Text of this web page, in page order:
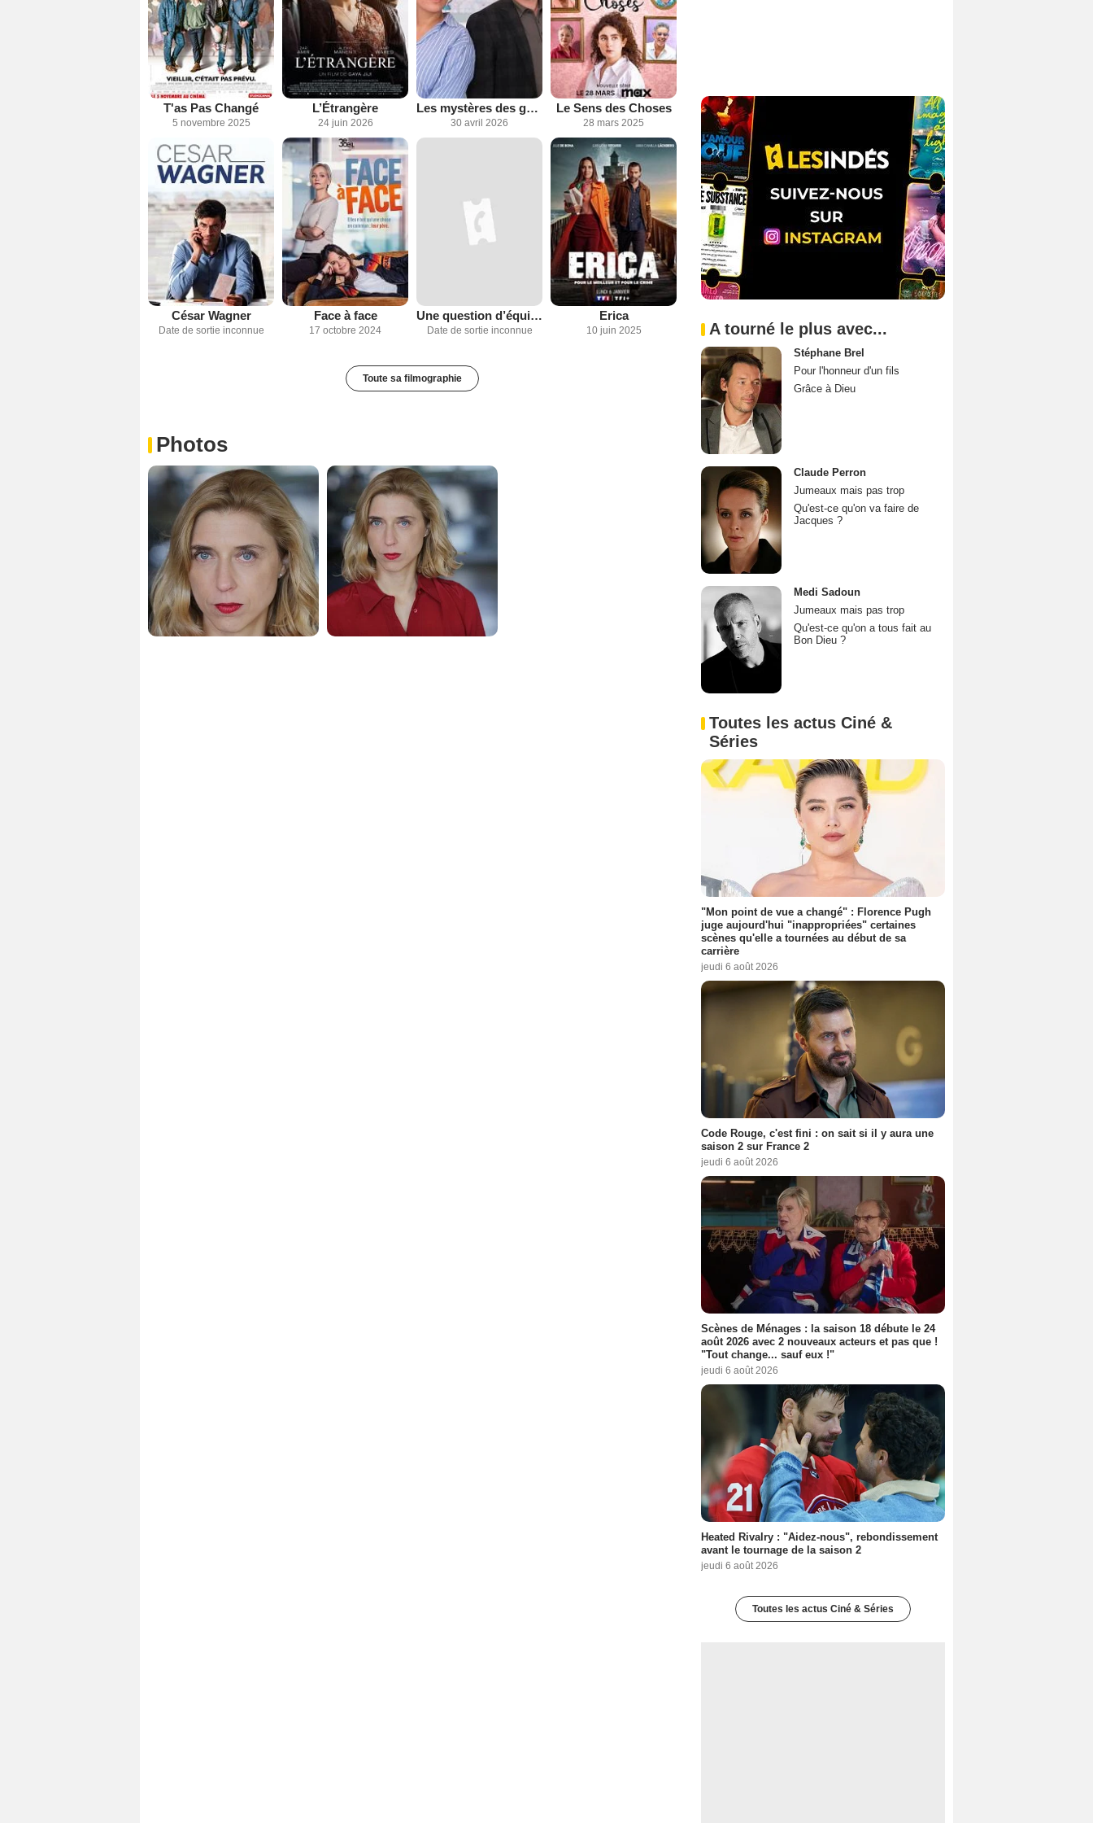
T'as Pas Changé
5 novembre 2025
L’Étrangère
24 juin 2026
Les mystères des grottes du Régulus
30 avril 2026
Le Sens des Choses
28 mars 2025
César Wagner
Date de sortie inconnue
Face à face
17 octobre 2024
Une question d’équilibre
Date de sortie inconnue
Erica
10 juin 2025
Toute sa filmographie
Photos
A tourné le plus avec...
Stéphane Brel
Pour l'honneur d'un fils
Grâce à Dieu
Claude Perron
Jumeaux mais pas trop
Qu'est-ce qu'on va faire de
Jacques ?
Medi Sadoun
Jumeaux mais pas trop
Qu'est-ce qu'on a tous fait au
Bon Dieu ?
Toutes les actus Ciné &
Séries
"Mon point de vue a changé" : Florence Pugh
juge aujourd'hui "inappropriées" certaines
scènes qu'elle a tournées au début de sa
carrière
jeudi 6 août 2026
Code Rouge, c'est fini : on sait si il y aura une
saison 2 sur France 2
jeudi 6 août 2026
Scènes de Ménages : la saison 18 débute le 24
août 2026 avec 2 nouveaux acteurs et pas que !
"Tout change... sauf eux !"
jeudi 6 août 2026
Heated Rivalry : "Aidez-nous", rebondissement
avant le tournage de la saison 2
jeudi 6 août 2026
Toutes les actus Ciné & Séries